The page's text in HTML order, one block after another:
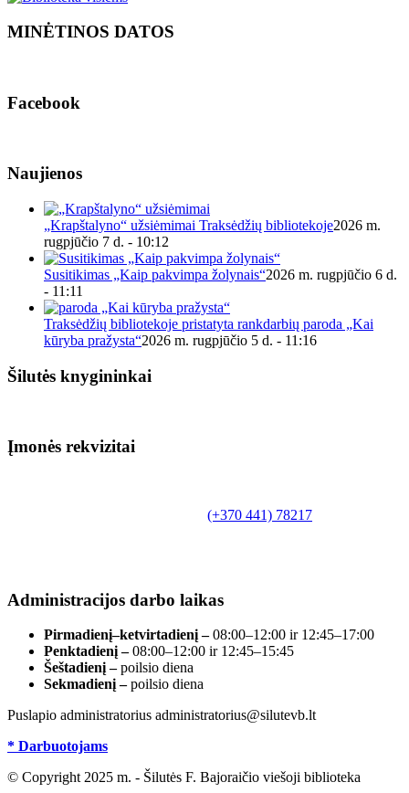
MINĖTINOS DATOS
Facebook
Naujienos
„Krapštalyno“ užsiėmimai Traksėdžių bibliotekoje2026 m.
rugpjūčio 7 d. - 10:12
Susitikimas „Kaip pakvimpa žolynais“2026 m. rugpjūčio 6 d.
- 11:11
Traksėdžių bibliotekoje pristatyta rankdarbių paroda „Kai
kūryba pražysta“2026 m. rugpjūčio 5 d. - 11:16
Šilutės knygininkai
Įmonės rekvizitai
(+370 441) 78217
Administracijos darbo laikas
Pirmadienį–ketvirtadienį –08:00–12:00 ir 12:45–17:00
Penktadienį –08:00–12:00 ir 12:45–15:45
Šeštadienį –poilsio diena
Sekmadienį –poilsio diena
Puslapio administratorius administratorius@silutevb.lt
* Darbuotojams
© Copyright 2025 m. - Šilutės F. Bajoraičio viešoji biblioteka